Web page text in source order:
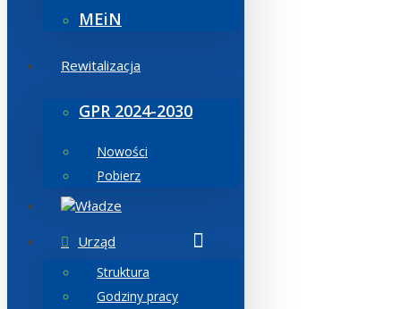
MEiN
Rewitalizacja
GPR 2024-2030
Nowości
Pobierz
Władze
Urząd
Struktura
Godziny pracy